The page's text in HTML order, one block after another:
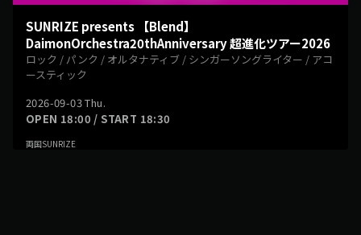
SUNRIZE presents 【Blend】
DaimonOrchestra20thAnniversary 超進化ツアー2026
ロック / パンク / オルタナティブ / シンガーソングライター / アコ
ースティック
2026-09-03 Thu.
OPEN 18:00 / START 18:30
両国SUNRIZE